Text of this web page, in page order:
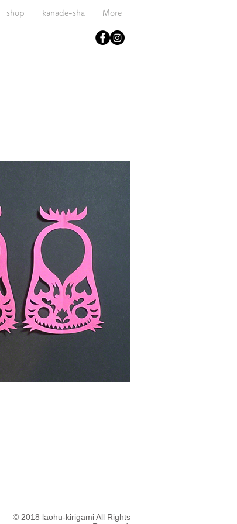
shop kanade-sha More
© 2018 laohu-kirigami All Rights